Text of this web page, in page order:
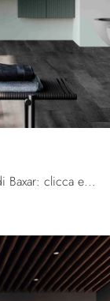
Mobile da Bagno sospeso M2 System 242 di Baxar: clicca e ottieni informazioni su mobili bagno sospesi in laccato opaco e accessori dell'azienda.